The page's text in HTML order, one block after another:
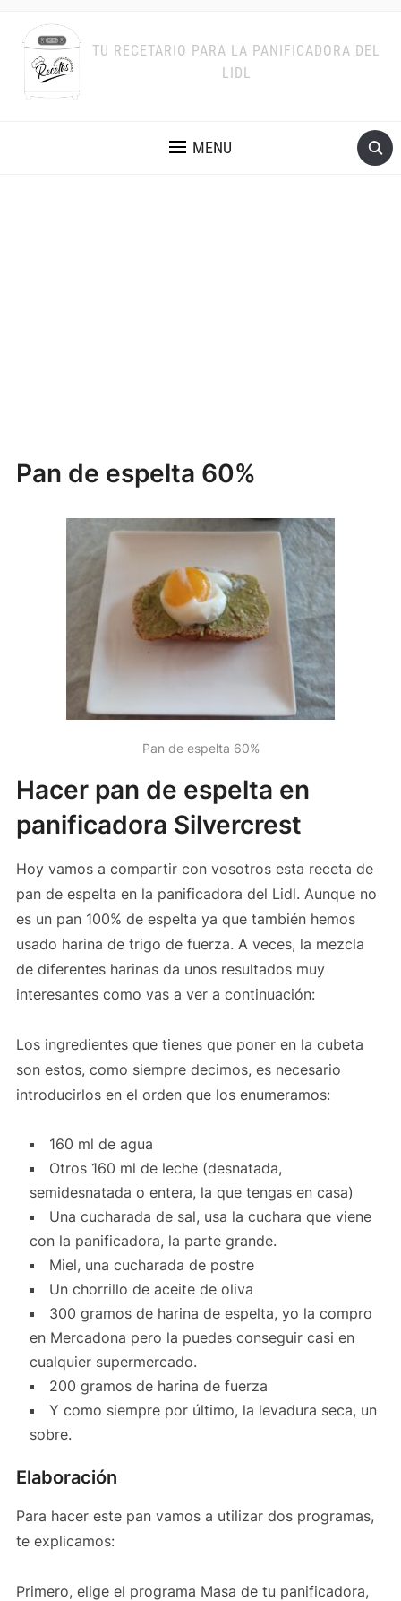
TU RECETARIO PARA LA PANIFICADORA DEL
LIDL
MENU
Pan de espelta 60%
Pan de espelta 60%
Hacer pan de espelta en
panificadora Silvercrest
Hoy vamos a compartir con vosotros esta receta de
pan de espelta en la panificadora del Lidl. Aunque no
es un pan 100% de espelta ya que también hemos
usado harina de trigo de fuerza. A veces, la mezcla
de diferentes harinas da unos resultados muy
interesantes como vas a ver a continuación:
Los ingredientes que tienes que poner en la cubeta
son estos, como siempre decimos, es necesario
introducirlos en el orden que los enumeramos:
160 ml de agua
Otros 160 ml de leche (desnatada,
semidesnatada o entera, la que tengas en casa)
Una cucharada de sal, usa la cuchara que viene
con la panificadora, la parte grande.
Miel, una cucharada de postre
Un chorrillo de aceite de oliva
300 gramos de harina de espelta, yo la compro
en Mercadona pero la puedes conseguir casi en
cualquier supermercado.
200 gramos de harina de fuerza
Y como siempre por último, la levadura seca, un
sobre.
Elaboración
Para hacer este pan vamos a utilizar dos programas,
te explicamos:
Primero, elige el programa Masa de tu panificadora,